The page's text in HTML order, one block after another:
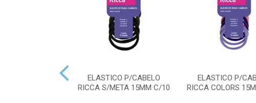
ELASTICO P/CABELO
RICCA S/META 15MM C/10
ELASTICO P/
RICCA COLORS